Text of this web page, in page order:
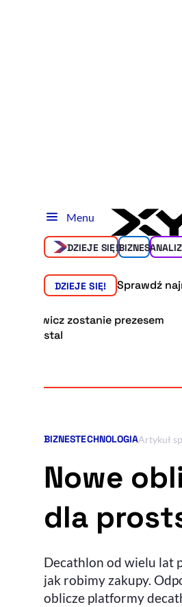
Menu
DZIEJE SIĘ!BIZNES
DZIEJE SIĘ! Sprawdź
zostanie prezesem
Kategorie artykułu:
BIZNESTECHNOLOGIAArtykuł
Nowe
dla
Decathlon od wielu lat
jak robimy zakupy.
oblicze platformy